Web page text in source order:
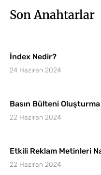
Son Anahtarlar
İndex Nedir?
24 Haziran 2024
Basın Bülteni Oluşturma
22 Haziran 2024
Etkili Reklam Metinleri
22 Haziran 2024